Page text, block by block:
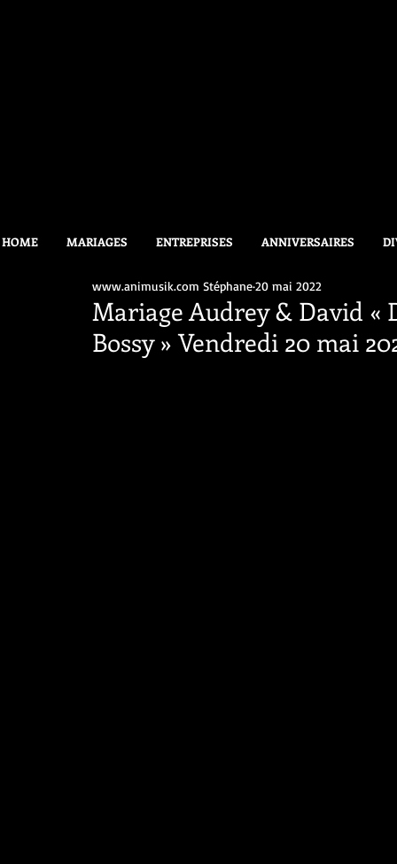
HOME MARIAGES ENTREPRISES ANNIVERSAIRES
Mariage Audrey & David «
Bossy » Vendredi 20 mai
www.animusik.com Stéphane20 mai 2022